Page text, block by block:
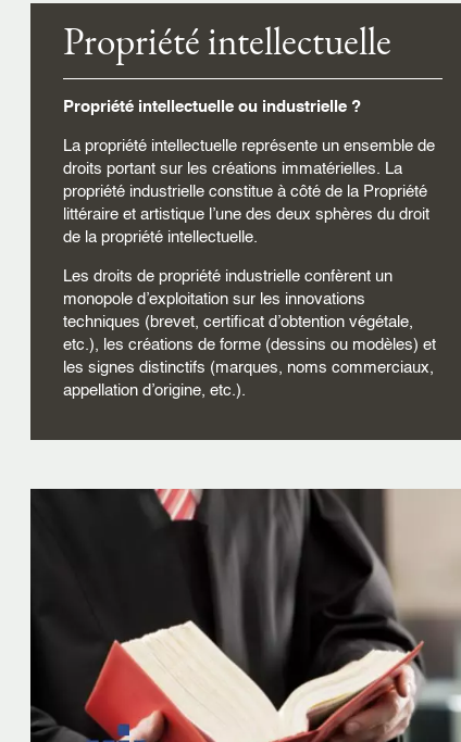
Propriété intellectuelle
Propriété intellectuelle ou industrielle ?
La propriété intellectuelle représente un ensemble de
droits portant sur les créations immatérielles. La
propriété industrielle constitue à côté de la Propriété
littéraire et artistique l’une des deux sphères du droit
de la propriété intellectuelle.
Les droits de propriété industrielle confèrent un
monopole d’exploitation sur les innovations
techniques (brevet, certificat d’obtention végétale,
etc.), les créations de forme (dessins ou modèles) et
les signes distinctifs (marques, noms commerciaux,
appellation d’origine, etc.).